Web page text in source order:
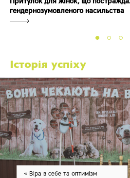
гендернозумовленого насильства
Історія успіху
« Віра в себе та оптимізм